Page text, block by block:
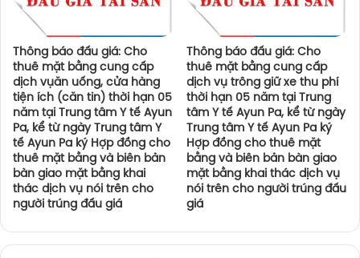
Thông báo đấu giá: Cho
thuê mặt bằng cung cấp
dịch vụăn uống, cửa hàng
tiện ích (căn tin) thời hạn 05
năm tại Trung tâm Y tế Ayun
Pa, kể từ ngày Trung tâm Y
tế Ayun Pa ký Hợp đồng cho
thuê mặt bằng và biên bản
bàn giao mặt bằng khai
thác dịch vụ nói trên cho
người trúng đấu giá
Thông báo đấu giá: Cho
thuê mặt bằng cung cấp
dịch vụ trông giữ xe thu phí
thời hạn 05 năm tại Trung
tâm Y tế Ayun Pa, kể từ ngày
Trung tâm Y tế Ayun Pa ký
Hợp đồng cho thuê mặt
bằng và biên bản bàn giao
mặt bằng khai thác dịch vụ
nói trên cho người trúng đấu
giá